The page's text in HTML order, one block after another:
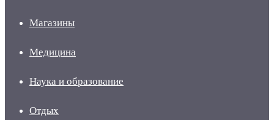
Магазины
Медицина
Наука и образование
Отдых